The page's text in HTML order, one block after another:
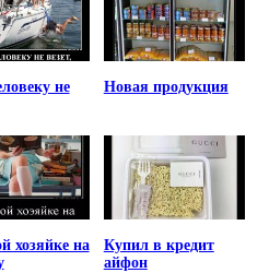
не
Новая продукция
хозяйке на
Купил в кредит
айфон